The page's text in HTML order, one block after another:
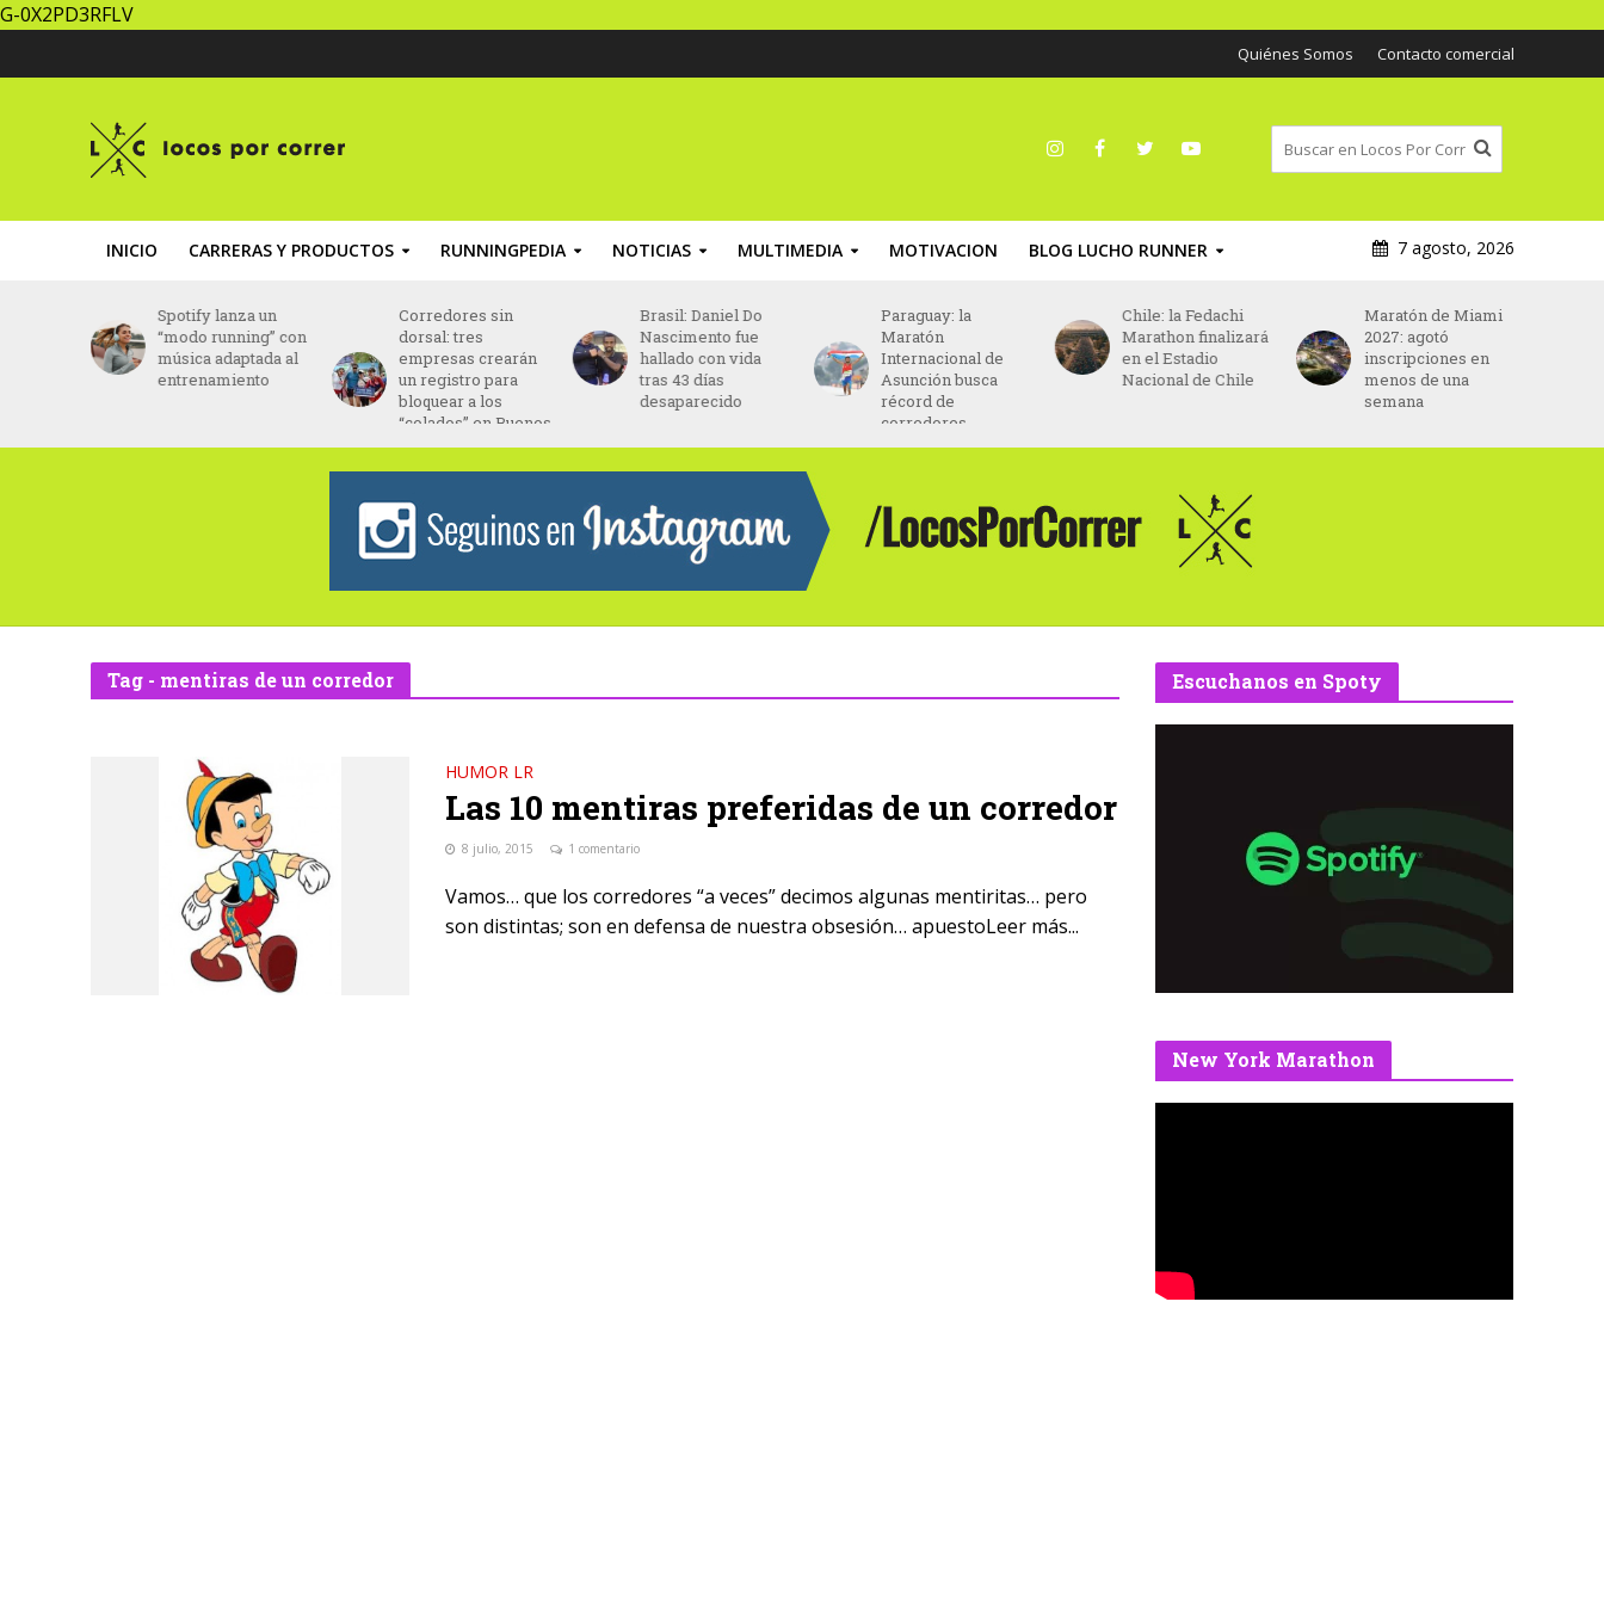
G-0X2PD3RFLV
Quiénes Somos Contacto comercial
INICIO CARRERAS Y PRODUCTOS RUNNINGPEDIA NOTICIAS MULTIMEDIA MOTIVACION BLOG LUCHO RUNNER 7 agosto, 2026
Spotify lanza un
“modo running” con
música adaptada al
entrenamiento
Corredores sin
dorsal: tres
empresas crearán
un registro para
bloquear a los
“colados” en Buenos
Aires
Brasil: Daniel Do
Nascimento fue
hallado con vida
tras 43 días
desaparecido
Paraguay: la
Maratón
Internacional de
Asunción busca
récord de
corredores
Chile: la Fedachi
Marathon finalizará
en el Estadio
Nacional de Chile
Maratón de Miami
2027: agotó
inscripciones en
menos de una
semana
Tag - mentiras de un corredor
HUMOR LR
Las 10 mentiras preferidas de un corredor
8 julio, 2015 1 comentario
Vamos… que los corredores “a veces” decimos algunas mentiritas… pero
son distintas; son en defensa de nuestra obsesión… apuestoLeer más...
Escuchanos en Spoty
New York Marathon